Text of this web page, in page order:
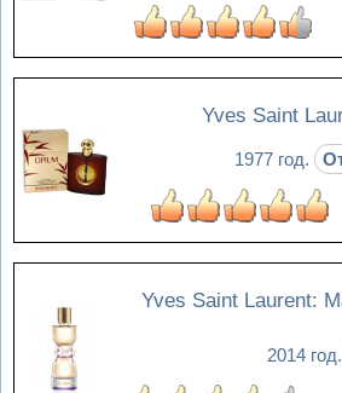
Yves Saint
1977 год.
Yves Saint Laurent:
2014 год.